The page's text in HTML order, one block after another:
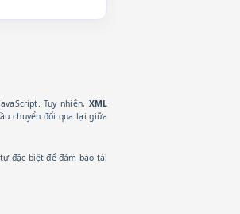
Tuy nhiên, XML
chuyển đổi qua lại giữa
đặc biệt để đảm bảo tài